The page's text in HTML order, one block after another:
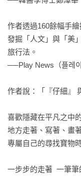
作者透過160餘幅手
發掘「人文」與「美
旅行法。
──Play News（플레
作者說：「『仔細』
喜歡隱藏在平凡之中
地方走著、寫著、畫
專屬自己的尋找寶物
一步步的走著  一筆